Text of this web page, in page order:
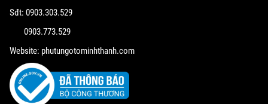
Sđt: 0903.303.529
0903.773.529
Website: phutungotominhthanh.com